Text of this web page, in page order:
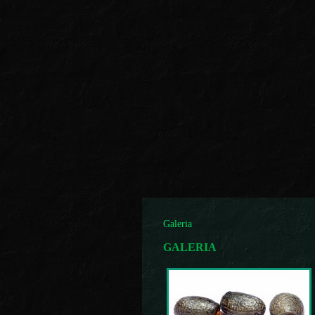
Galeria
GALERIA